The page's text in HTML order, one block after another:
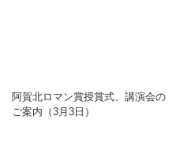
阿賀北ロマン賞授賞式、講演会の
ご案内（3月3日）